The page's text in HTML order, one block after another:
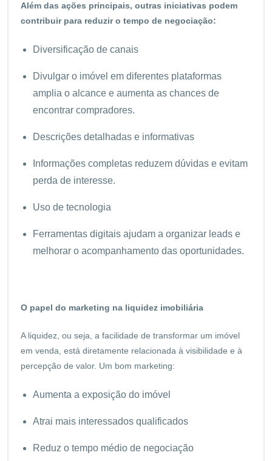
Além das ações principais, outras iniciativas podem
contribuir para reduzir o tempo de negociação:
Diversificação de canais
Divulgar o imóvel em diferentes plataformas
amplia o alcance e aumenta as chances de
encontrar compradores.
Descrições detalhadas e informativas
Informações completas reduzem dúvidas e evitam
perda de interesse.
Uso de tecnologia
Ferramentas digitais ajudam a organizar leads e
melhorar o acompanhamento das oportunidades.
O papel do marketing na liquidez imobiliária
A liquidez, ou seja, a facilidade de transformar um imóvel
em venda, está diretamente relacionada à visibilidade e à
percepção de valor. Um bom marketing:
Aumenta a exposição do imóvel
Atrai mais interessados qualificados
Reduz o tempo médio de negociação